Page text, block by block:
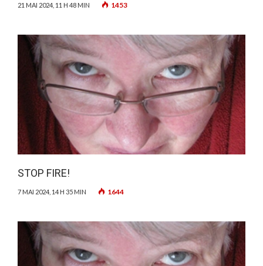
21 MAI 2024, 11 H 48 MIN 1453
STOP FIRE!
7 MAI 2024, 14 H 35 MIN 1644